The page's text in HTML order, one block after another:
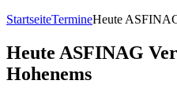
StartseiteTermineHeute
Heute ASFINAG
Hohenems